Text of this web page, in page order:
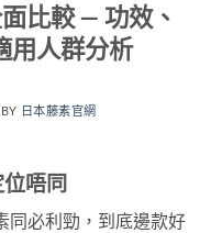
比較 — 功效、
用人群分析
BY 日本藤素官網
唔同
同必利勁，到底邊款好